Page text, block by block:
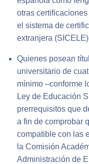
otras
el sistema de
extranjera
Quienes posean
universitario de
mínimo –conforme
Ley de Educación
prerrequisitos que
a fin de comprobar
compatible con las
la Comisión
Administración de